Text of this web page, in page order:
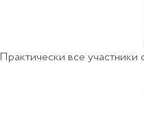
Практически все участники